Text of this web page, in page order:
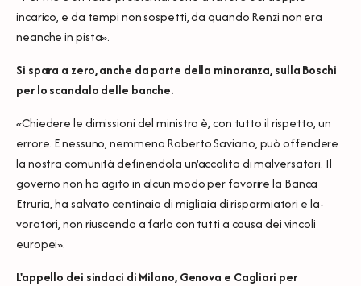
incarico, e da tempi non sospetti, da quando Renzi non era
neanche in pista».
Si spara a zero, anche da parte della minoranza, sulla Boschi
per lo scandalo delle banche.
«Chiedere le dimissioni del ministro è, con tutto il rispetto, un
errore. E nessuno, nemmeno Roberto Saviano, può offendere
la nostra comunità definendola un'accolita di malversatori. Il
governo non ha agito in alcun modo per favorire la Banca
Etruria, ha salvato centinaia di migliaia di risparmiatori e la-
voratori, non riuscendo a farlo con tutti a causa dei vincoli
europei».
L'appello dei sindaci di Milano, Genova e Cagliari per